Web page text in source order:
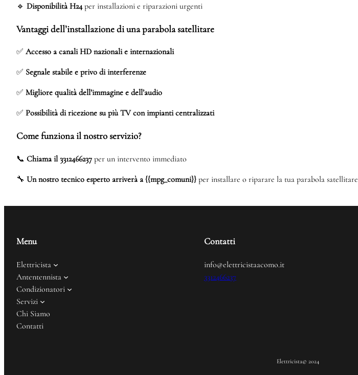
🔹 Disponibilità H24per installazioni e riparazioni urgenti
Vantaggi dell’installazione di una parabola satellitare
✅ Accesso a canali HD nazionali e internazionali
✅ Segnale stabile e privo di interferenze
✅ Migliore qualità dell’immagine e dell’audio
✅ Possibilità di ricezione su più TV con impianti centralizzati
Come funziona il nostro servizio?
📞 Chiama il 3312466237 per un intervento immediato
🔧 Un nostro tecnico esperto arriverà a {{mpg_comuni}} per installare o riparare la tua parabola satellitare
Menu
Elettricista
Antentennista
Condizionatori
Servizi
Chi Siamo
Contatti
Contatti
info@elettricistaacomo.it
3312466237
Elettricista© 2024